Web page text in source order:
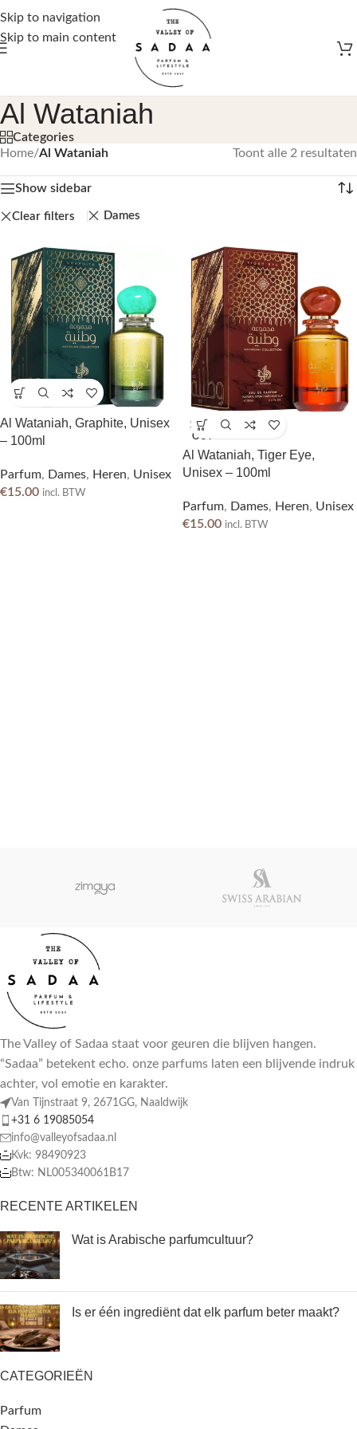
Skip to navigation
Skip to main content
Gratis verzending vanaf €50,-
Al Wataniah
Categories
Home/Al Wataniah Toont alle 2 resultaten
Show sidebar
Clear filters Dames
Al Wataniah, Graphite, Unisex
– 100ml
Parfum, Dames, Heren, Unisex
€15.00 incl. BTW
SOLD
OUT
Al Wataniah, Tiger Eye,
Unisex – 100ml
Parfum, Dames, Heren, Unisex
€15.00 incl. BTW
The Valley of Sadaa staat voor geuren die blijven hangen.
“Sadaa” betekent echo. onze parfums laten een blijvende indruk
achter, vol emotie en karakter.
Van Tijnstraat 9, 2671GG, Naaldwijk
+31 6 19085054
info@valleyofsadaa.nl
Kvk: 98490923
Btw: NL005340061B17
RECENTE ARTIKELEN
Wat is Arabische parfumcultuur?
Is er één ingrediënt dat elk parfum beter maakt?
CATEGORIEËN
Parfum